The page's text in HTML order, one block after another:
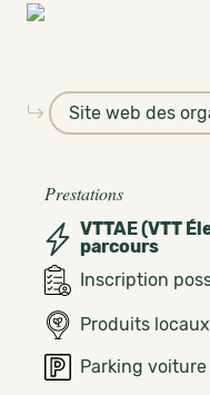
Site web des
Prestations
VTTAE (VTT
parcours
Inscription
Produits
Parking